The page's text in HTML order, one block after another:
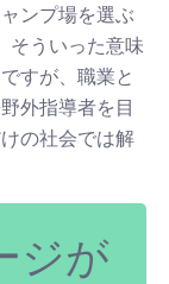
ンプ場を選ぶ
そういった意味
すが、職業と
外指導者を目
の社会では解
ジが